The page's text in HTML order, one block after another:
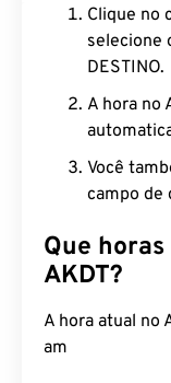
Clique no
selecione
DESTINO.
A hora no
Você
campo de
Que
AKDT?
A hora atual no
am